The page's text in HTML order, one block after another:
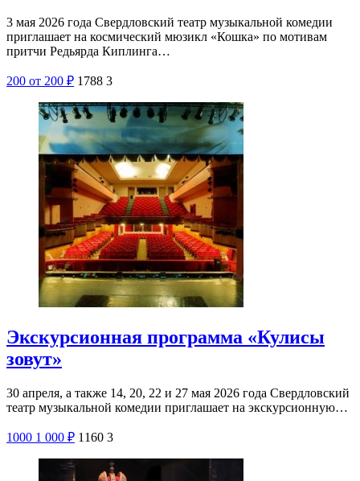
3 мая 2026 года Свердловский театр музыкальной комедии
приглашает на космический мюзикл «Кошка» по мотивам
притчи Редьярда Киплинга…
200 от 200 ₽ 1788 3
Экскурсионная программа «Кулисы
зовут»
30 апреля, а также 14, 20, 22 и 27 мая 2026 года Свердловский
театр музыкальной комедии приглашает на экскурсионную…
1000 1 000 ₽ 1160 3